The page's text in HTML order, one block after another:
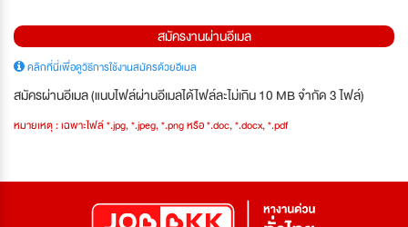
สมัครงานผ่านอีเมล
คลิกที่นี่เพื่อดูวิธีการใช้งานสมัครด้วยอีเมล
สมัครผ่านอีเมล (แนบไฟล์ผ่านอีเมลได้ไฟล์ละไม่เกิน 10 MB จำกัด 3 ไฟล์)
หมายเหตุ : เฉพาะไฟล์ *.jpg, *.jpeg, *.png หรือ *.doc, *.docx, *.pdf